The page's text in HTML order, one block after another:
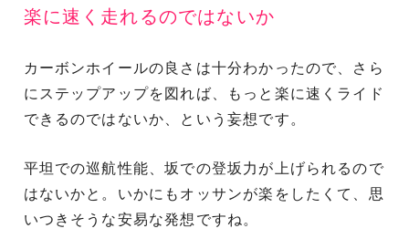
楽に速く走れるのではないか
カーボンホイールの良さは十分わかったので、さら
にステップアップを図れば、もっと楽に速くライド
できるのではないか、という妄想です。
平坦での巡航性能、坂での登坂力が上げられるので
はないかと。いかにもオッサンが楽をしたくて、思
いつきそうな安易な発想ですね。